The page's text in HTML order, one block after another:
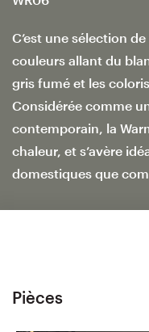
C’est une sélection
couleurs allant du
gris fumé et les
Considérée comme
contemporain, la
chaleur, et s’avère
domestiques que
Pièces